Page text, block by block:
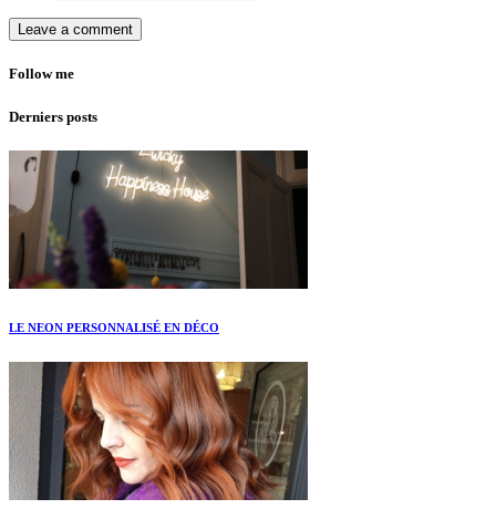
Follow me
Derniers posts
LE NEON PERSONNALISÉ EN DÉCO